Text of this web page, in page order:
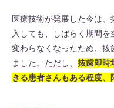
医療技術が発展した今は
入しても、しばらく期間
変わらなくなったため、抜
ました。ただし、 抜歯即時
きる患者さんもある程度、